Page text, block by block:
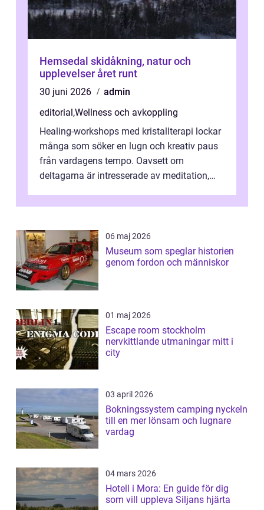
Hemsedal skidåkning, natur och
upplevelser året runt
30 juni 2026
admin
editorial,Wellness och avkoppling
Healing-workshops med kristallterapi lockar
många som söker en lugn och kreativ paus
från vardagens tempo. Oavsett om
deltagarna är intresserade av meditation,
06 maj 2026
Museum som speglar historien
genom fordon och människor
01 maj 2026
Escape room stockholm
nervkittlande utmaningar mitt i
city
03 april 2026
Bokningssystem camping nyckeln
till en mer lönsam och lugnare
vardag
04 mars 2026
Hotell i Mora: En guide för dig
som vill uppleva Siljans hjärta